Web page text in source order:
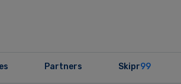
Partners Skipr99